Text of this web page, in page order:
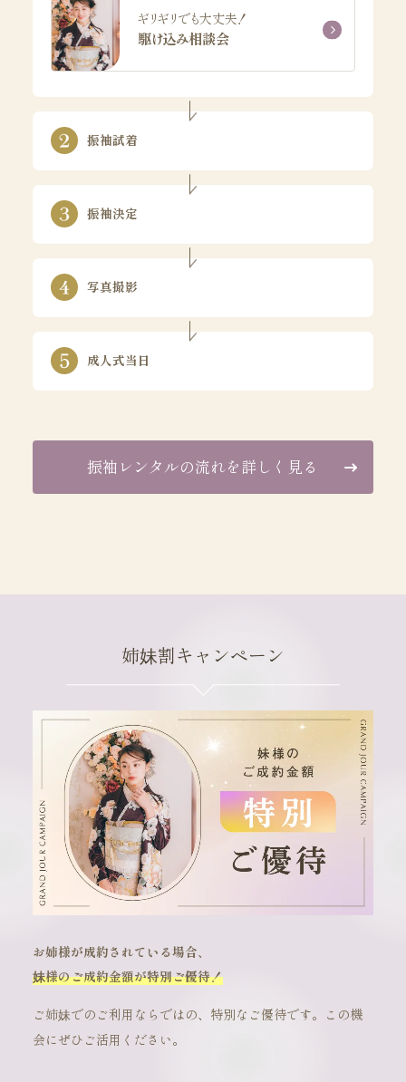
ギリギリでも大丈夫！
駆け込み相談会
振袖試着
振袖決定
写真撮影
成人式当日
振袖レンタルの流れを詳しく見る
姉妹割キャンペーン
お姉様が成約されている場合、
妹様のご成約金額が特別ご優待！
ご姉妹でのご利用ならではの、特別なご優待です。この機
会にぜひご活用ください。